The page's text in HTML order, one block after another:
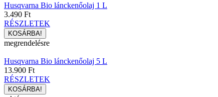
Husqvarna Bio lánckenőolaj 1 L
3.490 Ft
RÉSZLETEK
megrendelésre
Husqvarna Bio lánckenőolaj 5 L
13.900 Ft
RÉSZLETEK